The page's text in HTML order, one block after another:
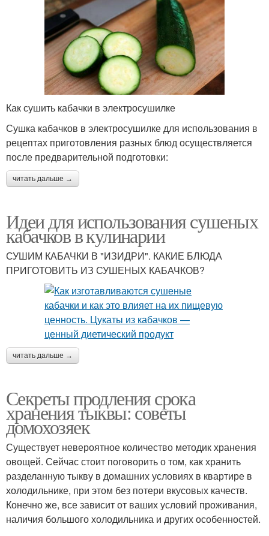
Как сушить кабачки в электросушилке
Сушка кабачков в электросушилке для использования в
рецептах приготовления разных блюд осуществляется
после предварительной подготовки:
читать дальше →
Идеи для использования сушеных
кабачков в кулинарии
СУШИМ КАБАЧКИ В "ИЗИДРИ". КАКИЕ БЛЮДА
ПРИГОТОВИТЬ ИЗ СУШЕНЫХ КАБАЧКОВ?
читать дальше →
Секреты продления срока
хранения тыквы: советы
домохозяек
Существует невероятное количество методик хранения
овощей. Сейчас стоит поговорить о том, как хранить
разделанную тыкву в домашних условиях в квартире в
холодильнике, при этом без потери вкусовых качеств.
Конечно же, все зависит от ваших условий проживания,
наличия большого холодильника и других особенностей.